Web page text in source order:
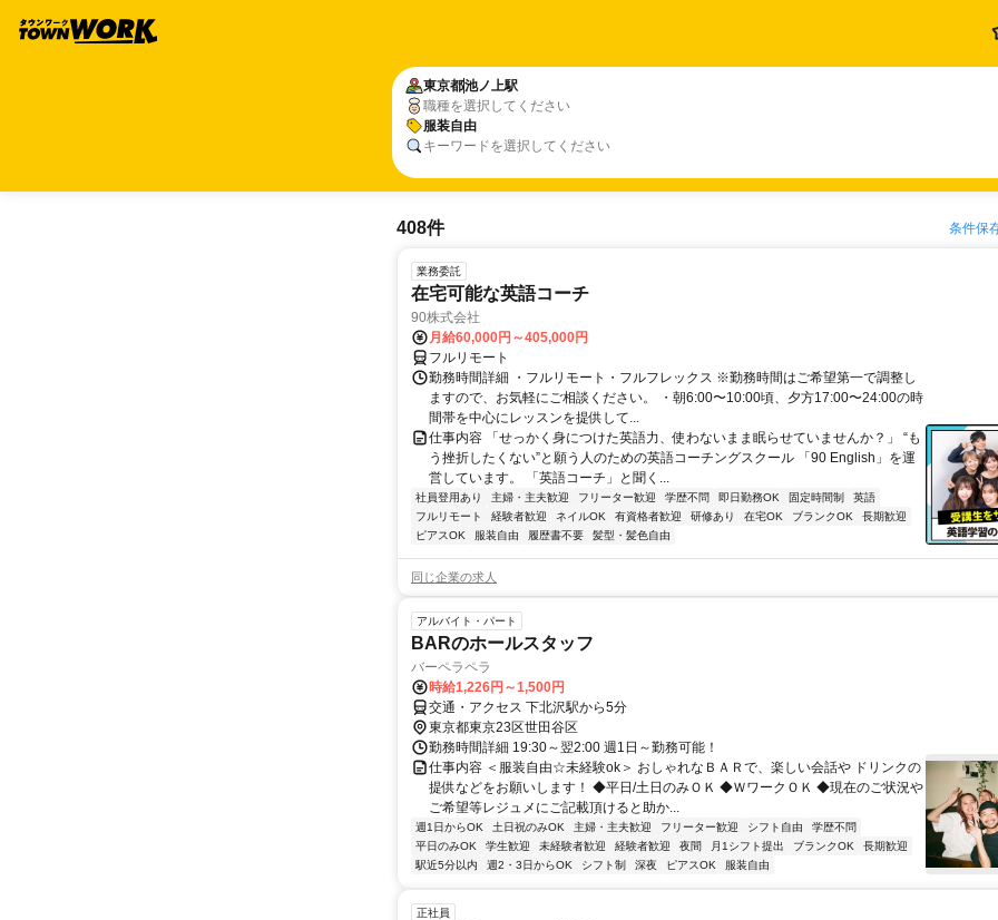
東京都池ノ上駅
職種を選択してください
服装自由
キーワードを選択してください
408件 条件保
業務委託
在宅可能な英語コーチ
90株式会社
月給60,000円～405,000円
フルリモート
勤務時間詳細 ・フルリモート・フルフレックス ※勤務時間はご希望第一で調整し
ますので、お気軽にご相談ください。 ・朝6:00〜10:00頃、夕方17:00〜24:00の時
間帯を中心にレッスンを提供して...
仕事内容 「せっかく身につけた英語力、使わないまま眠らせていませんか？」 “も
う挫折したくない”と願う人のための英語コーチングスクール 「90 English」を運
営しています。 「英語コーチ」と聞く...
社員登用あり 主婦・主夫歓迎 フリーター歓迎 学歴不問 即日勤務OK 固定時間制
英語
フルリモート
経験者歓迎 ネイルOK 有資格者歓迎 研修あり 在宅OK ブランクOK
長期歓迎
ピアスOK
服装自由 履歴書不要 髪型・髪色自由
同じ企業の求人
アルバイト・パート
BARのホールスタッフ
バーペラペラ
時給1,226円～1,500円
交通・アクセス 下北沢駅から5分
東京都東京23区世田谷区
勤務時間詳細 19:30～翌2:00 週1日～勤務可能！
仕事内容 ＜服装自由☆未経験ok＞ おしゃれなＢＡＲで、楽しい会話や ドリンクの
提供などをお願いします！ ◆平日/土日のみＯＫ ◆ＷワークＯＫ ◆現在のご状況や
ご希望等レジュメにご記載頂けると助か...
週1日からOK 土日祝のみOK 主婦・主夫歓迎 フリーター歓迎 シフト自由
学歴不問
平日のみOK
学生歓迎 未経験者歓迎 経験者歓迎 夜間 月1シフト提出 ブランクOK
長期歓迎
駅近5分以内
週2・3日からOK シフト制 深夜 ピアスOK 服装自由
正社員